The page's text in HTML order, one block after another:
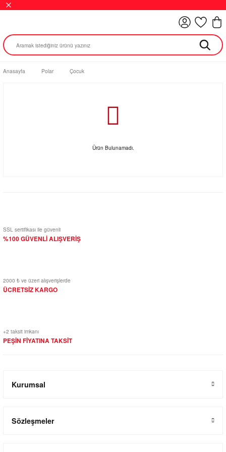
Anasayfa Polar Çocuk
Ürün Bulunamadı.
SSL sertifikası ile güvenli
%100 GÜVENLİ ALIŞVERİŞ
2000 ₺ ve üzeri alışverişlerde
ÜCRETSİZ KARGO
+2 taksit imkanı
PEŞİN FİYATINA TAKSİT
Kurumsal
Sözleşmeler